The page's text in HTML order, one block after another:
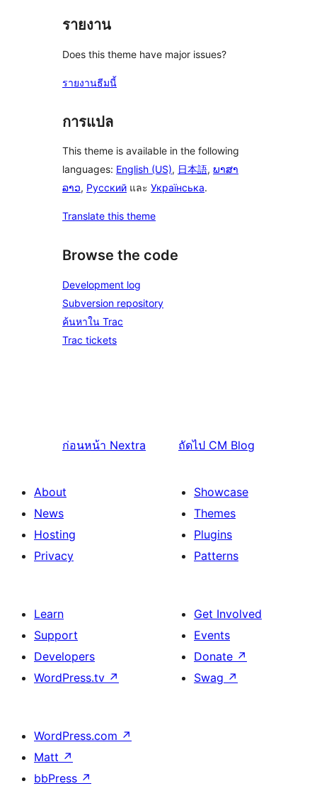
รายงาน
Does this theme have major issues?
รายงานธีมนี้
การแปล
This theme is available in the following
languages: English (US), 日本語, ພາສາ
ລາວ, Русский และ Українська.
Translate this theme
Browse the code
Development log
Subversion repository
ค้นหาใน Trac
Trac tickets
ก่อนหน้า Nextra ถัดไป CM Blog
About
News
Hosting
Privacy
Showcase
Themes
Plugins
Patterns
Learn
Support
Developers
WordPress.tv ↗
Get Involved
Events
Donate ↗
Swag ↗
WordPress.com ↗
Matt ↗
bbPress ↗